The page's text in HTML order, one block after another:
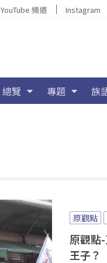
YouTube 頻道 Instagram
總覽 專題 族
原觀點
原觀點
王子？